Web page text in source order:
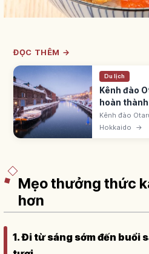
ĐỌC THÊM →
Du lịch
Kênh đào
hoàn
Kênh đào
hoàn thành
Hokkaido →
Mẹo thưởng thức
hơn
1. Đi từ sáng sớm đến buổi